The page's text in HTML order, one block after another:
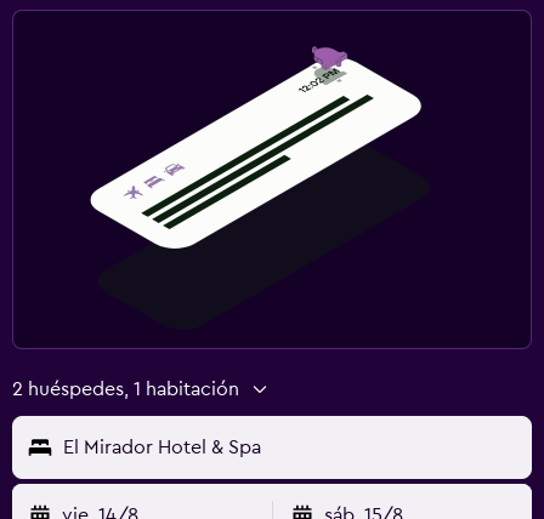
2 huéspedes, 1 habitación
El Mirador Hotel & Spa